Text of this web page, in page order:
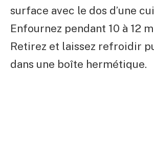
surface avec le dos d’une
Enfournez pendant 10 à 12
Retirez et laissez refroidir
dans une boîte hermétique.